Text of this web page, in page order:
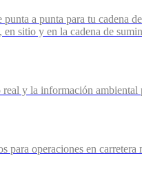
a punta para tu cadena
en sitio y en la cadena de
y la información
para operaciones en